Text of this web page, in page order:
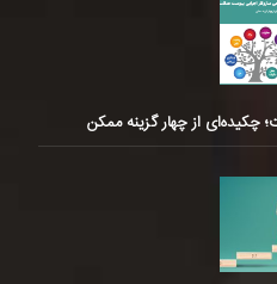
چکیده‌ای از چهار گزینه ممکن